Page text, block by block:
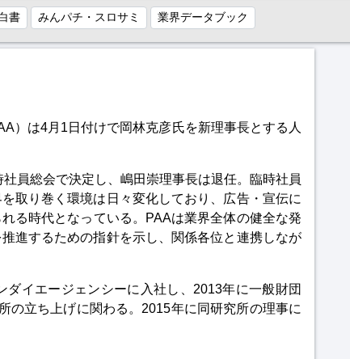
書 みんパチ・スロサミ 業界データブック
）は4月1日付けで岡林克彦氏を新理事長とする人
員総会で決定し、嶋田崇理事長は退任。臨時社員
取り巻く環境は日々変化しており、広告・宣伝に
る時代となっている。PAAは業界全体の健全な発
進するための指針を示し、関係各位と連携しなが
ダイエージェンシーに入社し、2013年に一般財団
の立ち上げに関わる。2015年に同研究所の理事に